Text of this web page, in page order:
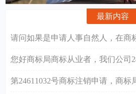
最新内容
请问如果是申请人事自然人，在商
您好商标局商标从业者，我们公司
第24611032号商标注销申请，商标